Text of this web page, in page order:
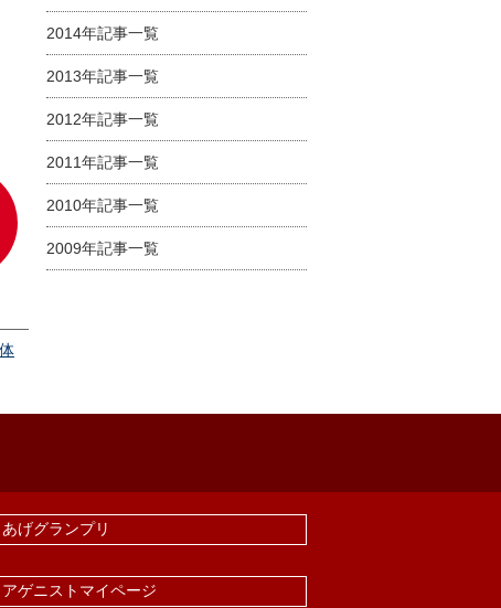
2014年記事一覧
2013年記事一覧
2012年記事一覧
2011年記事一覧
2010年記事一覧
2009年記事一覧
げグランプリ
ゲニストマイページ